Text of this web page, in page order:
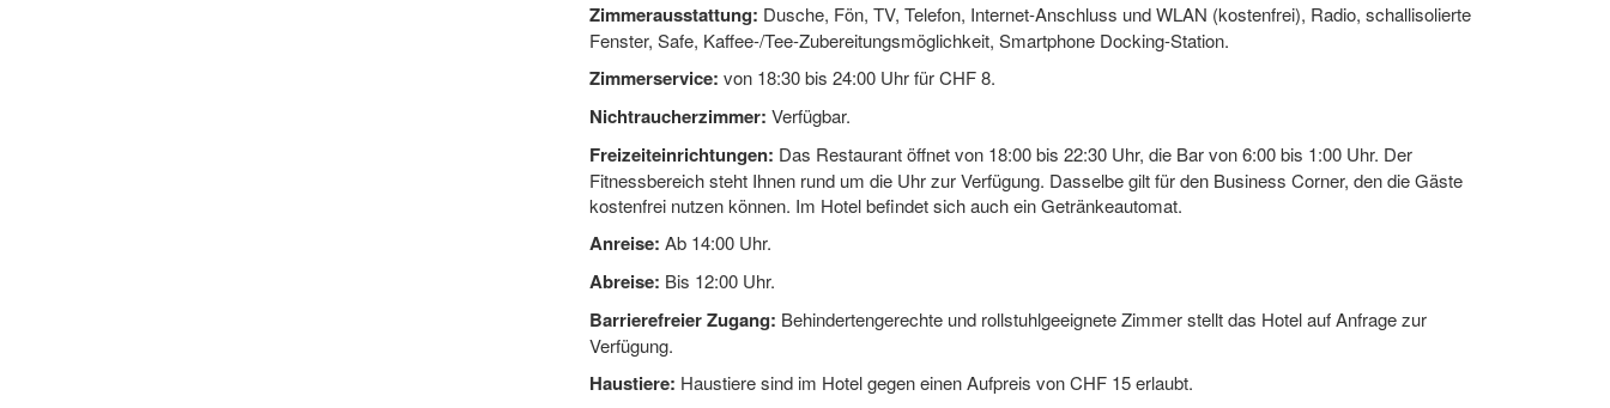
Zimmerausstattung: Dusche, Fön, TV, Telefon, Internet-Anschluss und WLAN (kostenfrei), Radio, schallisolierte
Fenster, Safe, Kaffee-/Tee-Zubereitungsmöglichkeit, Smartphone Docking-Station.
Zimmerservice: von 18:30 bis 24:00 Uhr für CHF 8.
Nichtraucherzimmer: Verfügbar.
Freizeiteinrichtungen: Das Restaurant öffnet von 18:00 bis 22:30 Uhr, die Bar von 6:00 bis 1:00 Uhr. Der
Fitnessbereich steht Ihnen rund um die Uhr zur Verfügung. Dasselbe gilt für den Business Corner, den die Gäste
kostenfrei nutzen können. Im Hotel befindet sich auch ein Getränkeautomat.
Anreise: Ab 14:00 Uhr.
Abreise: Bis 12:00 Uhr.
Barrierefreier Zugang: Behindertengerechte und rollstuhlgeeignete Zimmer stellt das Hotel auf Anfrage zur
Verfügung.
Haustiere: Haustiere sind im Hotel gegen einen Aufpreis von CHF 15 erlaubt.